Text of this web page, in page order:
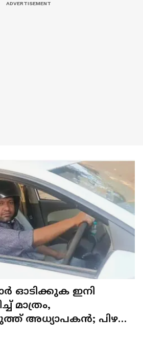
ഓടിക്കുക ഇനി
മാത്രം,
അധ്യാപകൻ; പിഴ